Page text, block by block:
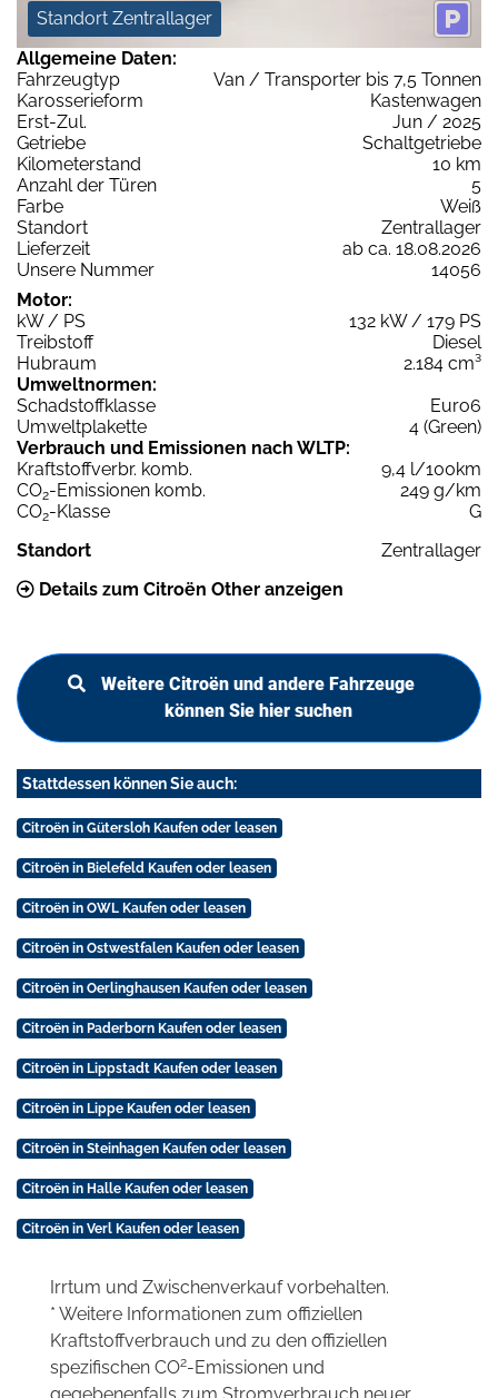
Standort Zentrallager
Allgemeine Daten:
Fahrzeugtyp
Van / Transporter bis 7,5 Tonnen
Karosserieform
Kastenwagen
Erst-Zul.
Jun / 2025
Getriebe
Schaltgetriebe
Kilometerstand
10 km
Anzahl der Türen
5
Farbe
Weiß
Standort
Zentrallager
Lieferzeit
ab ca. 18.08.2026
Unsere Nummer
14056
Motor:
kW / PS
132 kW / 179 PS
Treibstoff
Diesel
Hubraum
2.184 cm³
Umweltnormen:
Schadstoffklasse
Euro6
Umweltplakette
4 (Green)
Verbrauch und Emissionen nach WLTP:
Kraftstoffverbr. komb.
9,4 l/100km
CO2-Emissionen komb.
249 g/km
CO2-Klasse
G
Standort
Zentrallager
Details zum Citroën Other anzeigen
Weitere Citroën und andere Fahrzeuge
können Sie hier suchen
Stattdessen können Sie auch:
Citroën in Gütersloh Kaufen oder leasen
Citroën in Bielefeld Kaufen oder leasen
Citroën in OWL Kaufen oder leasen
Citroën in Ostwestfalen Kaufen oder leasen
Citroën in Oerlinghausen Kaufen oder leasen
Citroën in Paderborn Kaufen oder leasen
Citroën in Lippstadt Kaufen oder leasen
Citroën in Lippe Kaufen oder leasen
Citroën in Steinhagen Kaufen oder leasen
Citroën in Halle Kaufen oder leasen
Citroën in Verl Kaufen oder leasen
Irrtum und Zwischenverkauf vorbehalten.
* Weitere Informationen zum offiziellen
Kraftstoffverbrauch und zu den offiziellen
spezifischen CO2-Emissionen und